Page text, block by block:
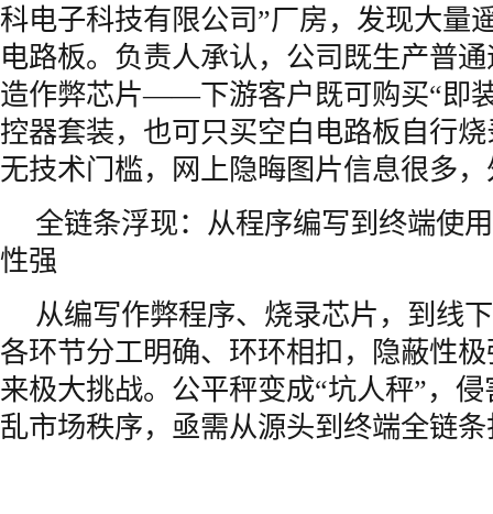
科电子科技有限公司”厂房，发现大量
电路板。负责人承认，公司既生产普
造作弊芯片——下游客户既可购买“即
控器套装，也可只买空白电路板自行
无技术门槛，网上隐晦图片信息很多
全链条浮现：从程序编写到终端使
性强
从编写作弊程序、烧录芯片，到线
各环节分工明确、环环相扣，隐蔽性
来极大挑战。公平秤变成“坑人秤”，
乱市场秩序，亟需从源头到终端全链